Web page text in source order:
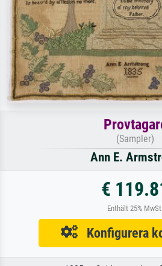
(Sampler)
Ann E.
€
Enthält 25%
Konfigurera